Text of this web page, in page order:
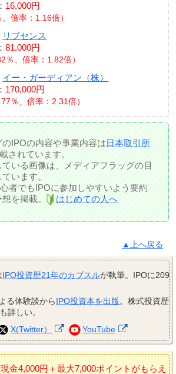
16,000円
、倍率：1.16倍
リブセンス
81,000円
％、倍率：1.82倍
イー・ガーディアン（株）
170,000円
％、倍率：2.31倍
のIPOの内容や事業内容は日本取引所
されています。
いる画像は、メディアフラッグの目
います。
者でもIPOに参加しやすいよう要約
を掲載。
はじめての人へ
▲上へ戻る
IPO投資歴21年のカブスルが執筆。IPOに209
る体験談からIPO投資本を出版。株式投資歴
詳しい。
X(Twitter） YouTube
現金4,000円＋最大7,000ポイントがもらえ